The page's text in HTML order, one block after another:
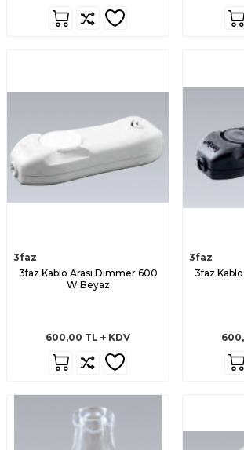
3faz
3faz Kablo Arası Dimmer 600
W Beyaz
600,00 TL KDV
3faz
3faz